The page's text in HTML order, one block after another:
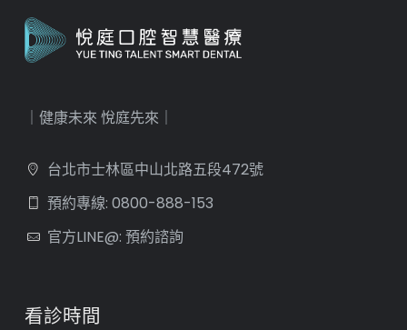
｜健康未來 悅庭先來｜
台北市士林區中山北路五段472號
預約專線: 0800-888-153
官方LINE@: 預約諮詢
看診時間